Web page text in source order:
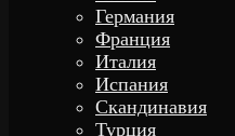
Германия
Франция
Италия
Испания
Скандинавия
Турция